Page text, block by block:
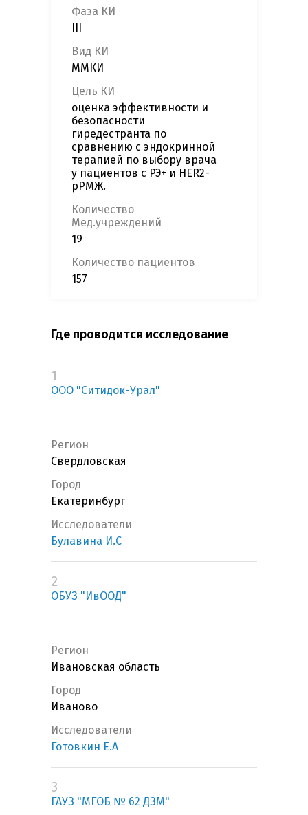
Фаза КИ
Вид КИ
ММКИ
Цель КИ
оценка эффективности и
безопасности
гиредестранта по
сравнению с эндокринной
терапией по выбору врача
у пациентов с РЭ+ и HER2-
рРМЖ.
Количество
Мед.учреждений
19
Количество пациентов
157
Где проводится исследование
1
ООО "Ситидок-Урал"
Регион
Свердловская
Город
Екатеринбург
Исследователи
Булавина И.С
2
ОБУЗ "ИвООД"
Регион
Ивановская область
Город
Иваново
Исследователи
Готовкин Е.А
3
ГАУЗ "МГОБ № 62 ДЗМ"